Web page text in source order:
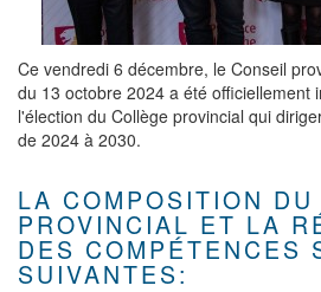
Ce vendredi 6 décembre, le Conseil
du 13 octobre 2024 a été officiellement
l'élection du Collège provincial qui
de 2024 à 2030.
LA COMPOSITION DU
PROVINCIAL ET LA
DES COMPÉTENCES
SUIVANTES: